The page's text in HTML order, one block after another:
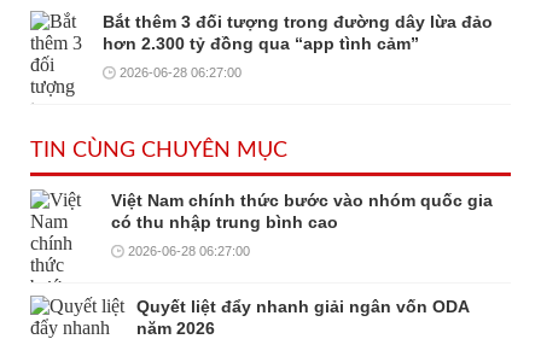
Bắt thêm 3 đối tượng trong đường dây lừa đảo
hơn 2.300 tỷ đồng qua “app tình cảm”
2026-06-28 06:27:00
TIN CÙNG CHUYÊN MỤC
Việt Nam chính thức bước vào nhóm quốc gia
có thu nhập trung bình cao
2026-06-28 06:27:00
Quyết liệt đẩy nhanh giải ngân vốn ODA
năm 2026